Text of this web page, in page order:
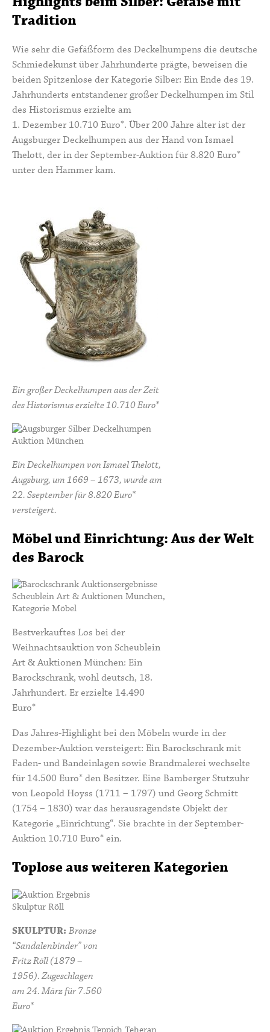
Tradition
Wie sehr die Gefäßform des Deckelhumpens die deutsche
Schmiedekunst über Jahrhunderte prägte, beweisen die
beiden Spitzenlose der Kategorie Silber: Ein Ende des 19.
Jahrhunderts entstandener großer Deckelhumpen im Stil
des Historismus erzielte am
1. Dezember 10.710 Euro*. Über 200 Jahre älter ist der
Augsburger Deckelhumpen aus der Hand von Ismael
Thelott, der in der September-Auktion für 8.820 Euro*
unter den Hammer kam.
Ein großer Deckelhumpen aus der Zeit
des Historismus erzielte 10.710 Euro*
Ein Deckelhumpen von Ismael Thelott,
Augsburg, um 1669 – 1673, wurde am
22. Sseptember für 8.820 Euro*
versteigert.
Möbel und Einrichtung: Aus der Welt
des Barock
Bestverkauftes Los bei der
Weihnachtsauktion von Scheublein
Art & Auktionen München: Ein
Barockschrank, wohl deutsch, 18.
Jahrhundert. Er erzielte 14.490
Euro*
Das Jahres-Highlight bei den Möbeln wurde in der
Dezember-Auktion versteigert: Ein Barockschrank mit
Faden- und Bandeinlagen sowie Brandmalerei wechselte
für 14.500 Euro* den Besitzer. Eine Bamberger Stutzuhr
von Leopold Hoyss (1711 – 1797) und Georg Schmitt
(1754 – 1830) war das herausragendste Objekt der
Kategorie „Einrichtung“. Sie brachte in der September-
Auktion 10.710 Euro* ein.
Toplose aus weiteren Kategorien
SKULPTUR: Bronze
“Sandalenbinder” von
Fritz Röll (1879 –
1956). Zugeschlagen
am 24. März für 7.560
Euro*